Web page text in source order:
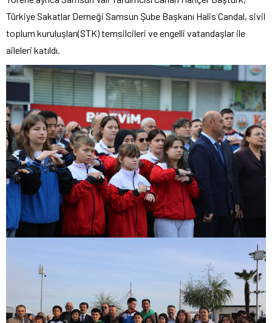
Türkiye Sakatlar Derneği Samsun Şube Başkanı Halis Candal, sivil
toplum kuruluşları(STK) temsilcileri ve engelli vatandaşlar ile
aileleri katıldı.